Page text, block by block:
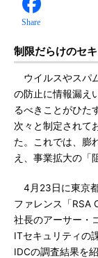
Share
制限だらけのセ
ウイルスやスパ
の防止に情報漏え
るべきことがひた
次々と制定されて
た。これでは、膨
え、事業拡大の「
4月23日に東京
ファレンス「RSA
社長のアーサー・
ITセキュリティの
IDCの調査結果を